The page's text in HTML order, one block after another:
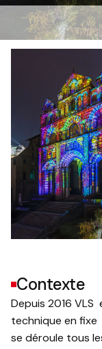
Contexte
Depuis 2016 VLS
technique en fixe
se déroule tous